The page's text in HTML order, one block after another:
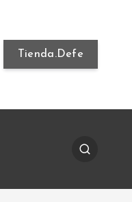
Tienda.Defe